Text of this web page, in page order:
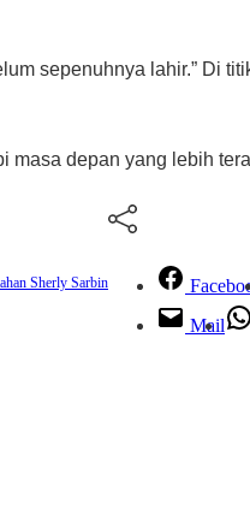
sepenuhnya lahir.” Di
masa depan yang lebih
Sherly Sarbin
Mail